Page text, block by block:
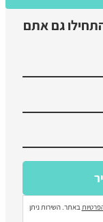
גם אתם
באתר. השירות ניתן